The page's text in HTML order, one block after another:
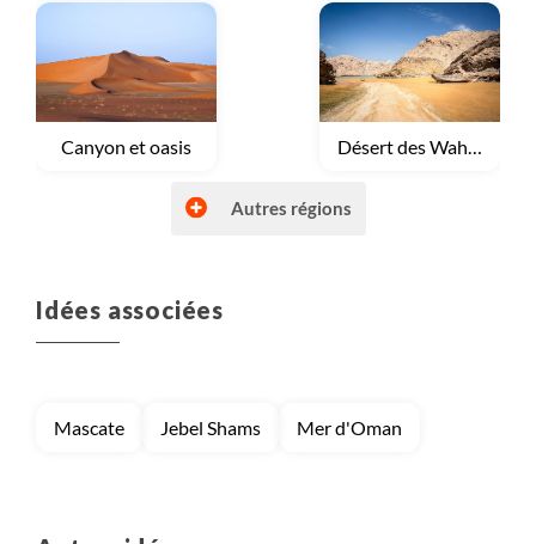
Voyage
Canyon et oasis Voyage
Désert des Wahibas
Voyage
Montagnes Akhdar et Shams
Autres régions
Idées associées
Mascate Jebel Shams Mer d'Oman